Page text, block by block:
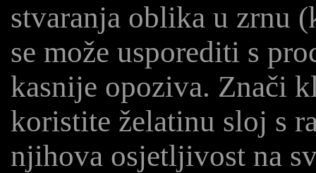
stvaranja oblika u zrnu
se može usporediti s
kasnije opoziva. Znači
koristite želatinu sloj s
njihova osjetljivost na